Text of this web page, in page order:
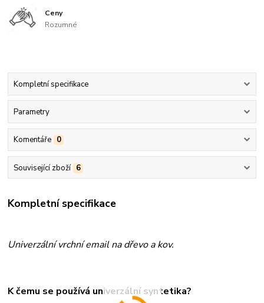
Ceny
Rozumné
Kompletní specifikace
Parametry
Komentáře 0
Související zboží 6
Kompletní specifikace
Univerzální vrchní email na dřevo a kov.
K čemu se používá univerzální syntetika?